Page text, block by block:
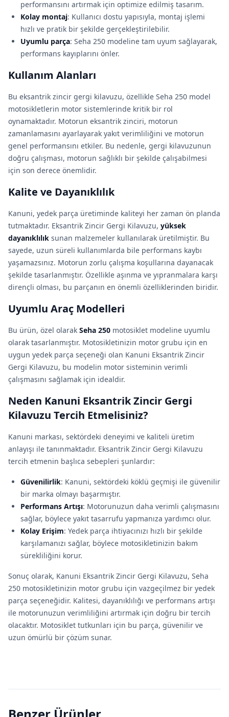
performansını artırmak için optimize edilmiş tasarım.
Kolay montaj: Kullanıcı dostu yapısıyla, montaj işlemi
hızlı ve pratik bir şekilde gerçekleştirilebilir.
Uyumlu parça: Seha 250 modeline tam uyum sağlayarak,
performans kayıplarını önler.
Kullanım Alanları
Bu eksantrik zincir gergi kilavuzu, özellikle Seha 250 model
motosikletlerin motor sistemlerinde kritik bir rol
oynamaktadır. Motorun eksantrik zinciri, motorun
zamanlamasını ayarlayarak yakıt verimliliğini ve motorun
genel performansını etkiler. Bu nedenle, gergi kilavuzunun
doğru çalışması, motorun sağlıklı bir şekilde çalışabilmesi
için son derece önemlidir.
Kalite ve Dayanıklılık
Kanuni, yedek parça üretiminde kaliteyi her zaman ön planda
tutmaktadır. Eksantrik Zincir Gergi Kilavuzu, yüksek
dayanıklılık sunan malzemeler kullanılarak üretilmiştir. Bu
sayede, uzun süreli kullanımlarda bile performans kaybı
yaşamazsınız. Motorun zorlu çalışma koşullarına dayanacak
şekilde tasarlanmıştır. Özellikle aşınma ve yıpranmalara karşı
dirençli olması, bu parçanın en önemli özelliklerinden biridir.
Uyumlu Araç Modelleri
Bu ürün, özel olarak Seha 250 motosiklet modeline uyumlu
olarak tasarlanmıştır. Motosikletinizin motor grubu için en
uygun yedek parça seçeneği olan Kanuni Eksantrik Zincir
Gergi Kilavuzu, bu modelin motor sisteminin verimli
çalışmasını sağlamak için idealdir.
Neden Kanuni Eksantrik Zincir Gergi
Kilavuzu Tercih Etmelisiniz?
Kanuni markası, sektördeki deneyimi ve kaliteli üretim
anlayışı ile tanınmaktadır. Eksantrik Zincir Gergi Kilavuzu
tercih etmenin başlıca sebepleri şunlardır:
Güvenilirlik: Kanuni, sektördeki köklü geçmişi ile güvenilir
bir marka olmayı başarmıştır.
Performans Artışı: Motorunuzun daha verimli çalışmasını
sağlar, böylece yakıt tasarrufu yapmanıza yardımcı olur.
Kolay Erişim: Yedek parça ihtiyacınızı hızlı bir şekilde
karşılamanızı sağlar, böylece motosikletinizin bakım
sürekliliğini korur.
Sonuç olarak, Kanuni Eksantrik Zincir Gergi Kilavuzu, Seha
250 motosikletinizin motor grubu için vazgeçilmez bir yedek
parça seçeneğidir. Kalitesi, dayanıklılığı ve performans artışı
ile motorunuzun verimliliğini artırmak için doğru bir tercih
olacaktır. Motosiklet tutkunları için bu parça, güvenilir ve
uzun ömürlü bir çözüm sunar.